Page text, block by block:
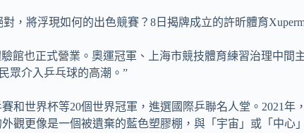
，將浮現如何的出色競賽？8日揭牌成立的許昕體育
館也正式營業。奧運冠軍、上海市競技體育練習治理中
眾介入乒乓球的高潮。”
和世界杯等20個世界冠軍，進選國際乒聯名人堂。2021
觀更像是一個被遺棄的藍色塑膠棚，與「宇宙」或「中